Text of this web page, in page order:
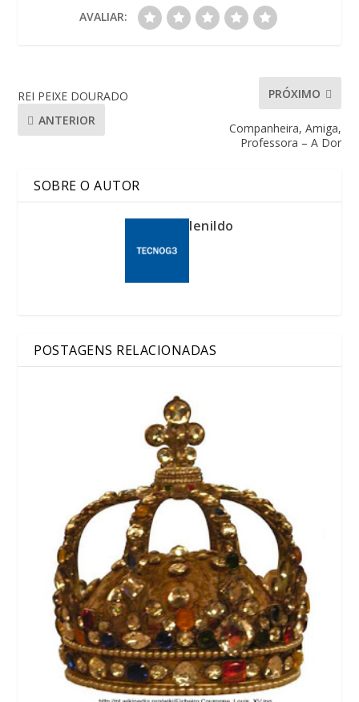
AVALIAR:
REI PEIXE DOURADO
ANTERIOR
PRÓXIMO
Companheira, Amiga,
Professora – A Dor
SOBRE O AUTOR
lenildo
POSTAGENS RELACIONADAS